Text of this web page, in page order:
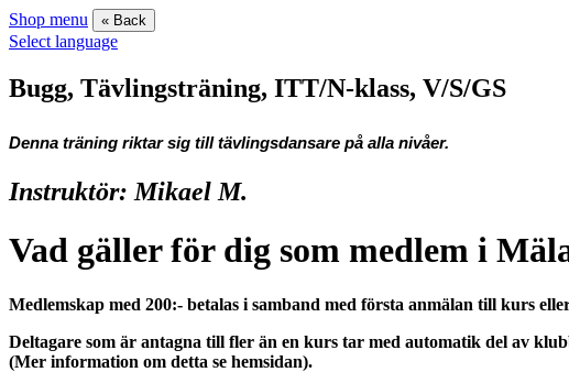
Shop menu « Back
Select language
Bugg, Tävlingsträning, ITT/N-klass, V/S/GS
Denna träning riktar sig till tävlingsdansare på alla nivåer.
Instruktör: Mikael M.
Vad gäller för dig som medlem i
Medlemskap med 200:- betalas i samband med första anmälan till kurs
Deltagare som är antagna till fler än en kurs tar med automatik del av
(Mer information om detta se hemsidan).